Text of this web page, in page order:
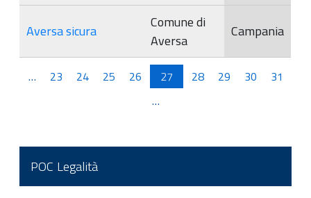
Aversa sicura
Comune di
Aversa
Campania
… 23 24 25 26 27 28 29 30
31
…
POC Legalità